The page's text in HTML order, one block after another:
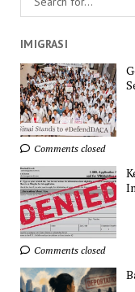
IMIGRASI
Comments closed
Comments closed